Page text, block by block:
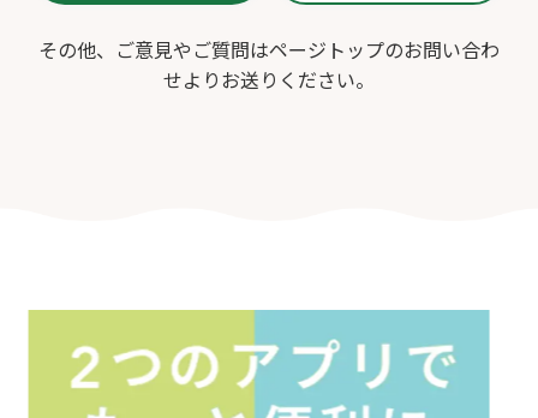
その他、ご意見やご質問はページトップのお問い合わ
せよりお送りください。